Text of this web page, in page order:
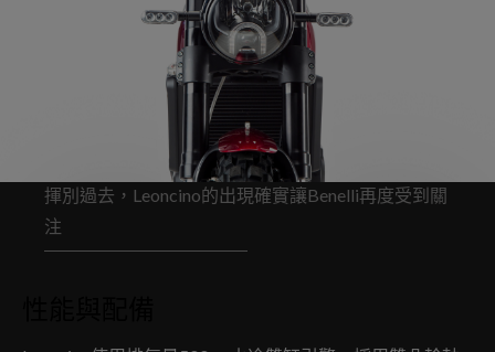
揮別過去，Leoncino的出現確實讓Benelli再度受到關
注